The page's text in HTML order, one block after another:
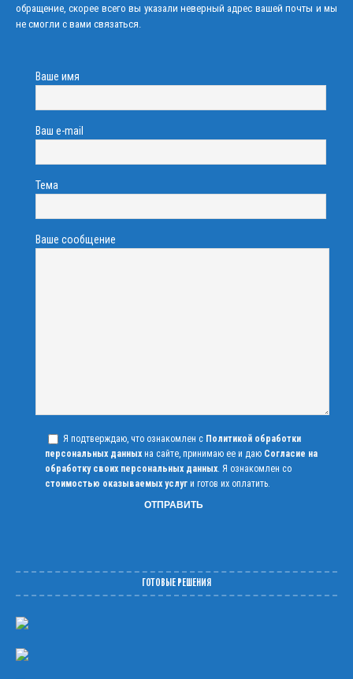
обращение, скорее всего вы указали неверный адрес вашей почты и мы
не смогли с вами связаться.
Ваше имя
Ваш e-mail
Тема
Ваше сообщение
Я подтверждаю, что ознакомлен с Политикой обработки
персональных данных на сайте, принимаю ее и даю Согласие на
обработку своих персональных данных. Я ознакомлен со
стоимостью оказываемых услуг и готов их оплатить.
ГОТОВЫЕ РЕШЕНИЯ